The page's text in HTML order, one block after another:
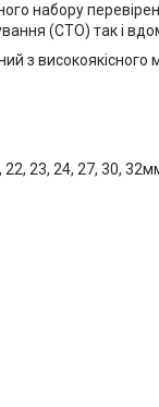
набору
(СТО) так і
з високоякісного
22, 23, 24, 27, 30,